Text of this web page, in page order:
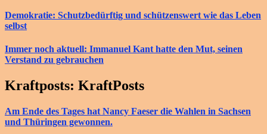
Demokratie: Schutzbedürftig und schützenswert wie das Leben
selbst
Immer noch aktuell: Immanuel Kant hatte den Mut, seinen
Verstand zu gebrauchen
Kraftposts: KraftPosts
Am Ende des Tages hat Nancy Faeser die Wahlen in Sachsen
und Thüringen gewonnen.